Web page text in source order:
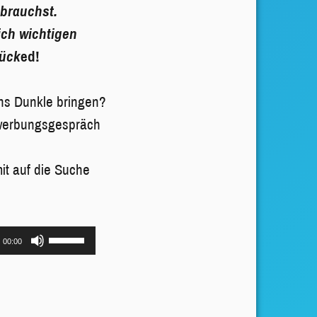
wichtigen
ed!
Dunkle bringen?
auf die Suche
00:00
Pfeiltasten
Hoch/Runter